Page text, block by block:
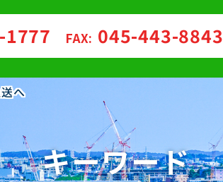
へ
FAX: 045-443-8843
キーワード